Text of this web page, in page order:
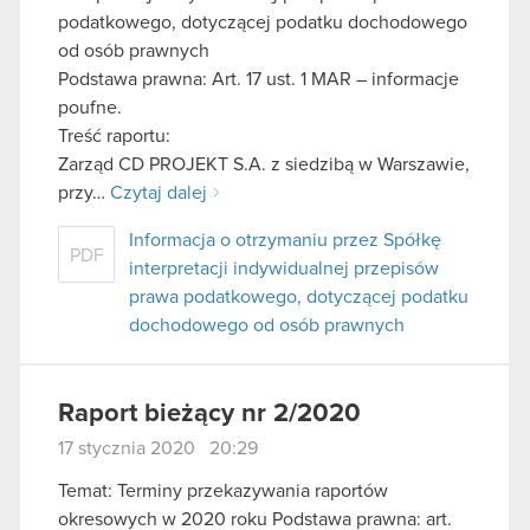
podatkowego, dotyczącej podatku dochodowego
od osób prawnych
Podstawa prawna: Art. 17 ust. 1 MAR – informacje
poufne.
Treść raportu:
Zarząd CD PROJEKT S.A. z siedzibą w Warszawie,
przy… Czytaj dalej
PDF
Informacja o otrzymaniu przez Spółkę
interpretacji indywidualnej przepisów
prawa podatkowego, dotyczącej podatku
dochodowego od osób prawnych
Raport bieżący nr 2/2020
17 stycznia 2020 20:29
Temat: Terminy przekazywania raportów
okresowych w 2020 roku Podstawa prawna: art.